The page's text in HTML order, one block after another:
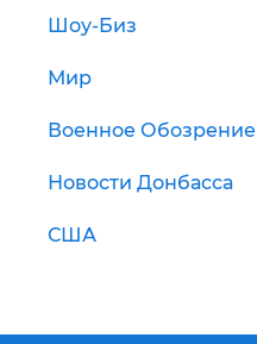
Шоу-Биз
Мир
Военное Обозрение
Новости Донбасса
США